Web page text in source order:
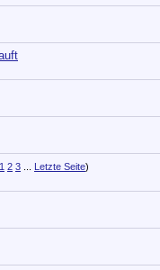
1 2 3 Letzte Seite)